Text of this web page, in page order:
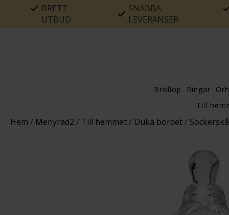
BRETT
UTBUD
SNABBA
LEVERANSER
Bröllop Ringar
Till
Hem / Menyrad2 / Till hemmet/ Duka bordet/